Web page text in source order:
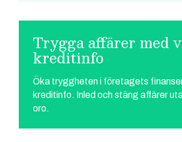
Trygga affärer med
kreditinfo
Öka tryggheten i företagets
kreditinfo. Inled och stäng affärer
oro.